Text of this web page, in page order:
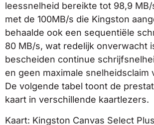
leessnelheid bereikte tot 98,9 MB/
met de 100MB/s die Kingston
behaalde ook een sequentiële
80 MB/s, wat redelijk onverwacht
bescheiden continue
en geen maximale snelheidsclaim
De volgende tabel toont de
kaart in verschillende kaartlezers.
Kaart: Kingston Canvas Select